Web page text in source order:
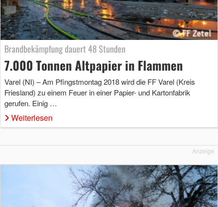
Brandbekämpfung dauert 48 Stunden
7.000 Tonnen Altpapier in Flammen
Varel (NI) – Am Pfingstmontag 2018 wird die FF Varel (Kreis
Friesland) zu einem Feuer in einer Papier- und Kartonfabrik
gerufen. Einig …
Weiterlesen
Anzeige